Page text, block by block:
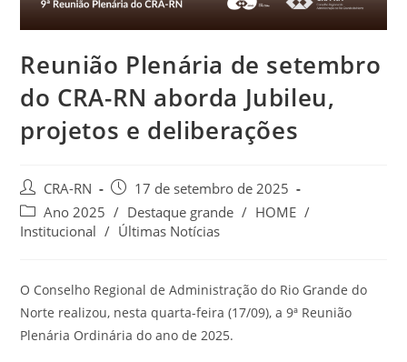
Reunião Plenária de setembro
do CRA-RN aborda Jubileu,
projetos e deliberações
Autor
do
post:
CRA-RN
Post
publicado:
17 de setembro de 2025
Categoria
do
Ano 2025 / Destaque grande / HOME /
Institucional / Últimas Notícias
O Conselho Regional de Administração do Rio Grande do
Norte realizou, nesta quarta-feira (17/09), a 9ª Reunião
Plenária Ordinária do ano de 2025.